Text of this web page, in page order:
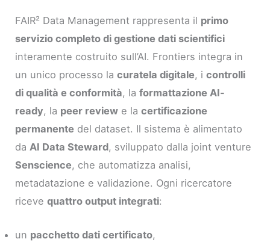
FAIR² Data Management rappresenta il primo
servizio completo di gestione dati scientifici
interamente costruito sull’AI. Frontiers integra in
un unico processo lacuratela digitale, icontrolli
di qualità e conformità, laformattazione AI-
ready, la peer review e lacertificazione
permanente del dataset. Il sistema è alimentato
daAI Data Steward, sviluppato dalla joint venture
Senscience, che automatizza analisi,
metadatazione e validazione. Ogni ricercatore
ricevequattro output integrati:
un pacchetto dati certificato,